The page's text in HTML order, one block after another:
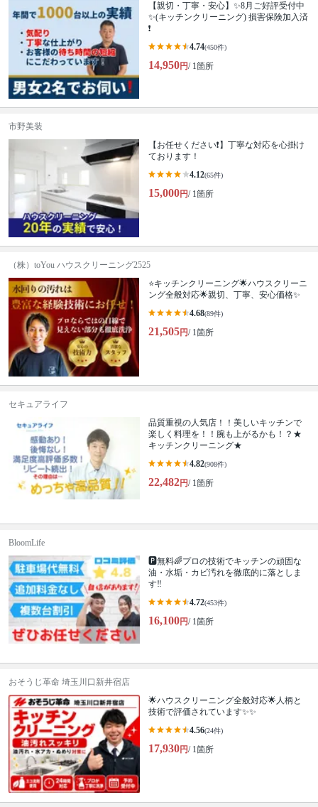
【親切・丁寧・安心】✨️8月ご好評受付中
✨️(キッチンクリーニング) 損害保険加入済
❗️
4.74(450件)
14,950円/ 1箇所
市野美装
【お任せください❗️】丁寧な対応を心掛け
ております！
4.12(65件)
15,000円/ 1箇所
（株）toYou ハウスクリーニング2525
⭐️キッチンクリーニング🌟ハウスクリーニ
ング全般対応🌟親切、丁寧、安心価格✨
4.68(89件)
21,505円/ 1箇所
セキュアライフ
品質重視の人気店！！美しいキッチンで
楽しく料理を！！腕も上がるかも！？★
キッチンクリーニング★
4.82(908件)
22,482円/ 1箇所
BloomLife
🅿️無料🌈プロの技術でキッチンの頑固な
油・水垢・カビ汚れを徹底的に落としま
す‼️
4.72(453件)
16,100円/ 1箇所
おそうじ革命 埼玉川口新井宿店
🌟ハウスクリーニング全般対応🌟人柄と
技術で評価されています✨✨
4.56(24件)
17,930円/ 1箇所